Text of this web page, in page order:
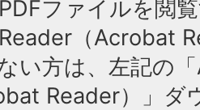
PDFファイルを閲
Reader（Acrobat
い方は、左記の
Reader）」ダ